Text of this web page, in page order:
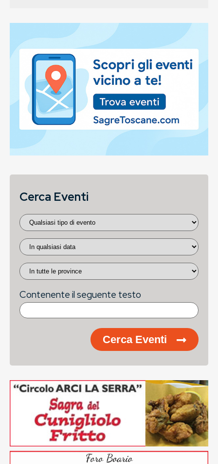
Cerca Eventi
Contenente il seguente testo
Cerca Eventi